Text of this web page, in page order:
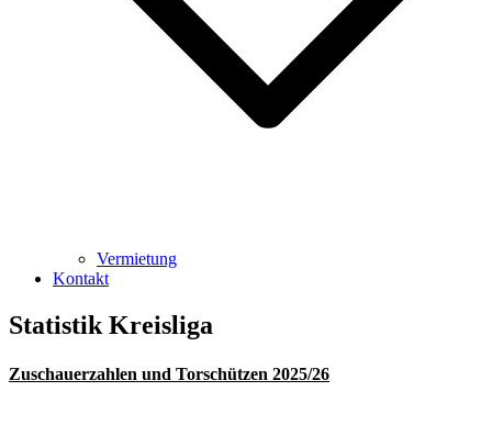
Vermietung
Kontakt
Statistik Kreisliga
Zuschauerzahlen und Torschützen 2025/26